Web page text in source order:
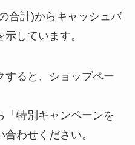
合計)からキャッシュバ
しています。
ると、ショップペー
「特別キャンペーンを
わせください。